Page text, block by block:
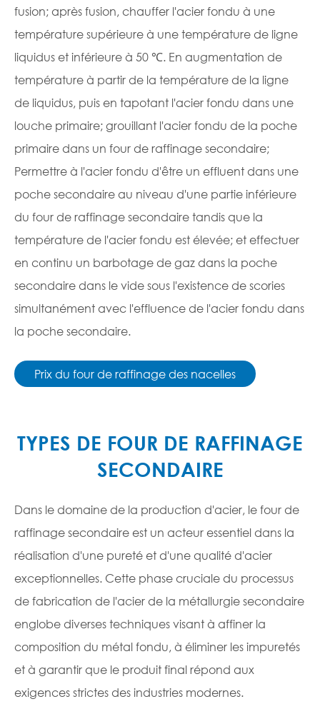
fusion; après fusion, chauffer l'acier fondu à une
température supérieure à une température de ligne
liquidus et inférieure à 50 ℃. En augmentation de
température à partir de la température de la ligne
de liquidus, puis en tapotant l'acier fondu dans une
louche primaire; grouillant l'acier fondu de la poche
primaire dans un four de raffinage secondaire;
Permettre à l'acier fondu d'être un effluent dans une
poche secondaire au niveau d'une partie inférieure
du four de raffinage secondaire tandis que la
température de l'acier fondu est élevée; et effectuer
en continu un barbotage de gaz dans la poche
secondaire dans le vide sous l'existence de scories
simultanément avec l'effluence de l'acier fondu dans
la poche secondaire.
Prix du four de raffinage des nacelles
TYPES DE FOUR DE RAFFINAGE
SECONDAIRE
Dans le domaine de la production d'acier, le four de
raffinage secondaire est un acteur essentiel dans la
réalisation d'une pureté et d'une qualité d'acier
exceptionnelles. Cette phase cruciale du processus
de fabrication de l'acier de la métallurgie secondaire
englobe diverses techniques visant à affiner la
composition du métal fondu, à éliminer les impuretés
et à garantir que le produit final répond aux
exigences strictes des industries modernes.